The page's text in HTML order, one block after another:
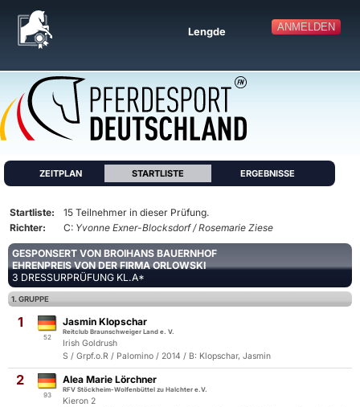
ANMELDEN
Lengde
ZEITPLAN STARTLISTE ERGEBNISSE
Startliste:
15 Teilnehmer in dieser Prüfung.
Richter:
C: Yvonne Exner-Blocksdorf / Rosemarie Ziese
GESPONSERT VON BROIHANS BAUERNHOF
EHRENPREIS VON DER FIRMA ORLOWSKI
3 DRESSURPRÜFUNG KL.A*
1. GRUPPE
1
52
Jasmin Klopschar
Reitclub Braunschweiger Land e. V.
Irish Goldrush
S / Grpf.o.R / Palomino / 2014 / B: Klopschar, Jasmin
2
93
Alea Marie Lörchner
RFV Stöckheim-Wolfenbüttel zu Halchter e.V.
Kieron 2